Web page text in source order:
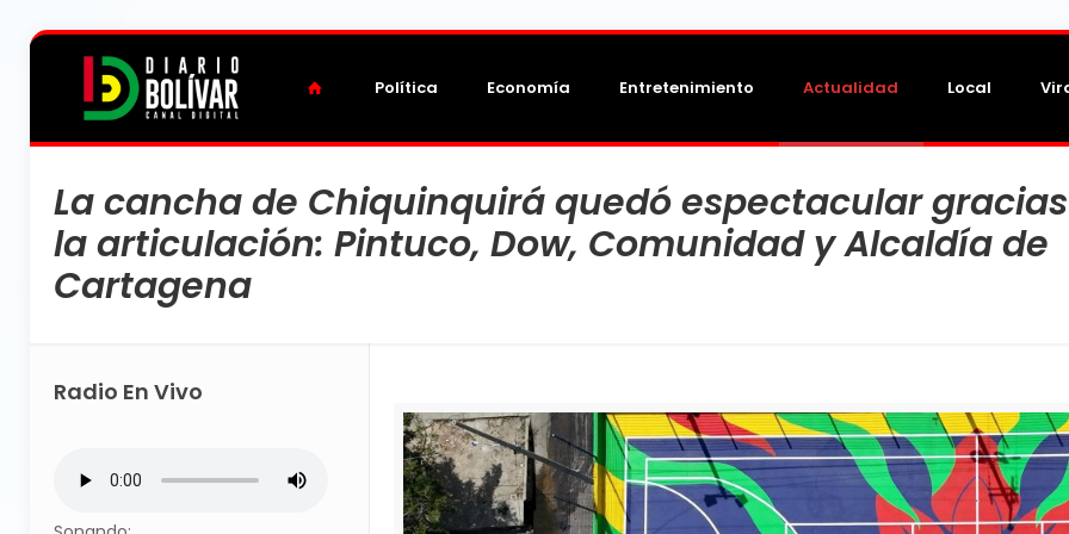
Política Economía Entretenimiento Actualidad Local
La cancha de Chiquinquirá quedó espectacular
la articulación: Pintuco, Dow, Comunidad y Alcaldía de
Cartagena
Radio En Vivo